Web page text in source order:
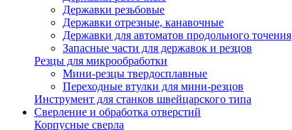
Державки резьбовые
Державки отрезные, канавочные
Державки для автоматов продольного точения
Запасные части для державок и резцов
Резцы для микрообработки
Мини-резцы твердосплавные
Переходные втулки для мини-резцов
Инструмент для станков швейцарского типа
Сверление и обработка отверстий
Корпусные сверла